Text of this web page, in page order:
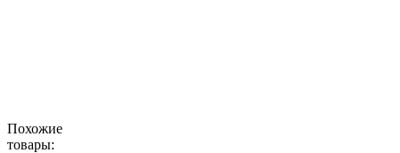
Похожие
товары: